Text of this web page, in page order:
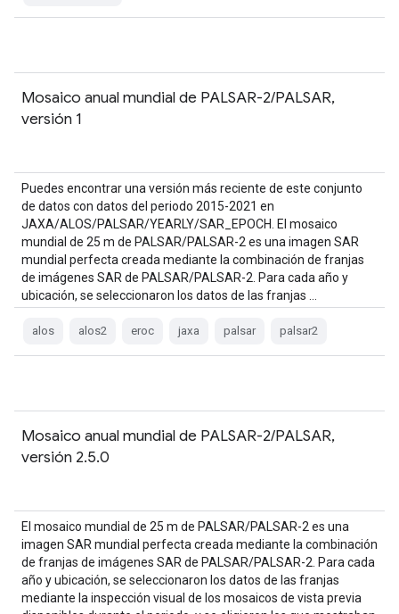
Mosaico anual mundial de PALSAR-2/PALSAR,
versión 1
Puedes encontrar una versión más reciente de este conjunto
de datos con datos del periodo 2015-2021 en
JAXA/ALOS/PALSAR/YEARLY/SAR_EPOCH. El mosaico
mundial de 25 m de PALSAR/PALSAR-2 es una imagen SAR
mundial perfecta creada mediante la combinación de franjas
de imágenes SAR de PALSAR/PALSAR-2. Para cada año y
ubicación, se seleccionaron los datos de las franjas …
alos alos2 eroc jaxa palsar palsar2
Mosaico anual mundial de PALSAR-2/PALSAR,
versión 2.5.0
El mosaico mundial de 25 m de PALSAR/PALSAR-2 es una
imagen SAR mundial perfecta creada mediante la combinación
de franjas de imágenes SAR de PALSAR/PALSAR-2. Para cada
año y ubicación, se seleccionaron los datos de las franjas
mediante la inspección visual de los mosaicos de vista previa